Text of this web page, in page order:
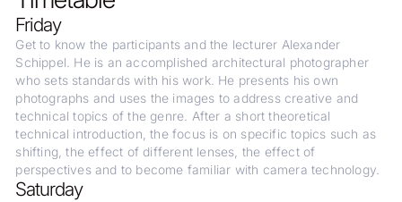
Friday‍
Get to know the participants and the lecturer Alexander
Schippel. He is an accomplished architectural photographer
who sets standards with his work. He presents his own
photographs and uses the images to address creative and
technical topics of the genre. After a short theoretical
technical introduction, the focus is on specific topics such as
shifting, the effect of different lenses, the effect of
perspectives and to become familiar with camera technology.
Saturday